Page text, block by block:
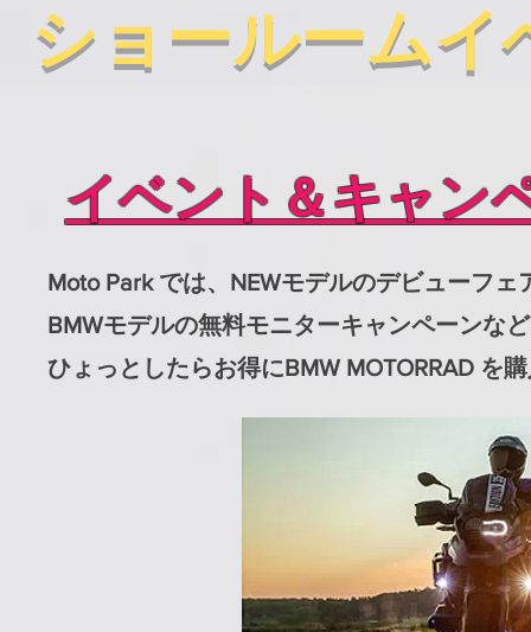
ショールーム
イベント＆キャン
Moto Park では、NEWモデルのデビューフ
BMWモデルの無料モニターキャンペーンな
ひょっとしたらお得にBMW MOTORRAD を